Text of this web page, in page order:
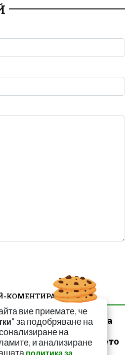
КОМЕНТИРАНИ
Народната медицина
на помощ! Как да се
спасим от ужилването
на комарит...
вие приемате, че
" за подобряване на
на
и анализиране
политика за